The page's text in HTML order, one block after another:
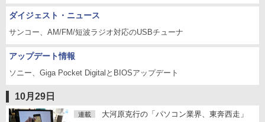
ダイジェスト・ニュース
サンコー、AM/FM/短波ラジオ対応のUSBチューナ
アップデート情報
ソニー、Giga Pocket DigitalとBIOSアップデート
10月29日
連載 大河原克行の「パソコン業界、東奔西走」